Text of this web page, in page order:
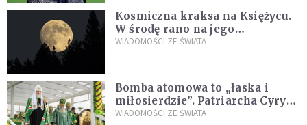
Kosmiczna kraksa na Księżycu.
W środę rano na jego
powierzchni dojdzie do
WIADOMOŚCI ZE ŚWIATA
Bomba atomowa to „łaska i
miłosierdzie”. Patriarcha Cyryl
wychwala Putina
WIADOMOŚCI ZE ŚWIATA